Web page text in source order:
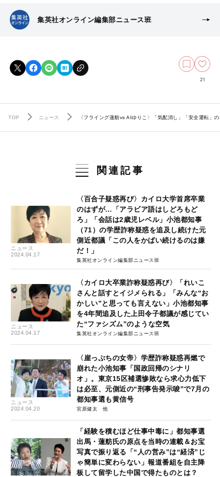
集英社オンライン編集部ニュース班
21
TOP ニュース 〈フライング蓮舫vs AIゆりこ〉「気配消し」「安全運転」
関連記事
ニュース
2024.04.17
〈百合子疑惑再び〉カイロ大学首席卒業
のはずが…「アラビア語はしどろもど
ろ」「会話は2歳児レベル」小池都知事
（71）の学歴詐称疑惑を追及し続けた元
側近都議「この人をかばい続けるのは嫌
だ！」
集英社オンライン編集部ニュース班
ニュース
2024.04.17
〈カイロ大卒業詐称疑惑再び〉「れいこ
さんと話すとイジメられる」「みんな“お
かしい”と思っても言えない」小池都知事
を4年間追及した上田令子都議が感じてい
た“ファシズム”のような空気
集英社オンライン編集部ニュース班
ニュース
2024.04.20
〈崖っぷちの女帝〉学歴詐称疑惑再燃で
崩れた小池知事「国政回帰のシナリ
オ」。東京15区補選惨敗なら求心力低下
は必至、元側近の“刑事告発示唆”で7月の
都知事選も黄信号
宮原健太
「経験を積むほど仕事中毒に」都知事選
出馬・蓮舫氏の原点を当時の連載＆お宝
写真で振り返る「“人の営み”は“経済”じ
ゃ簡単に変わらない」報道番組を自主降
板して留学した中国で得たものとは？